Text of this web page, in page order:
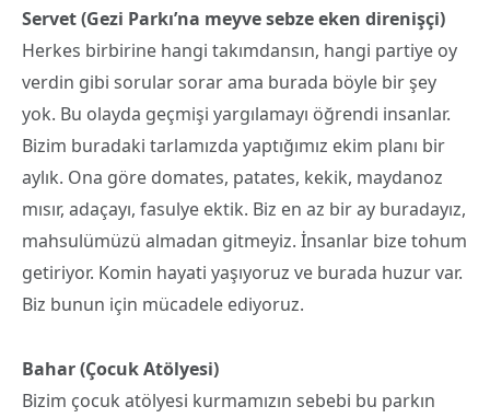
Servet (Gezi Parkı’na meyve sebze eken direnişçi)
Herkes birbirine hangi takımdansın, hangi partiye oy
verdin gibi sorular sorar ama burada böyle bir şey
yok. Bu olayda geçmişi yargılamayı öğrendi insanlar.
Bizim buradaki tarlamızda yaptığımız ekim planı bir
aylık. Ona göre domates, patates, kekik, maydanoz
mısır, adaçayı, fasulye ektik. Biz en az bir ay buradayız,
mahsulümüzü almadan gitmeyiz. İnsanlar bize tohum
getiriyor. Komin hayati yaşıyoruz ve burada huzur var.
Biz bunun için mücadele ediyoruz.
Bahar (Çocuk Atölyesi)
Bizim çocuk atölyesi kurmamızın sebebi bu parkın